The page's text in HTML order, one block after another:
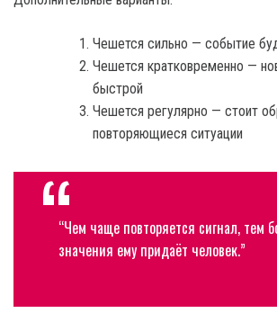
Чешется сильно — событие
Чешется кратковременно —
быстрой
Чешется регулярно — стоит
повторяющиеся ситуации
“Чем чаще повторяется сигнал, тем
значения ему придаёт человек.”